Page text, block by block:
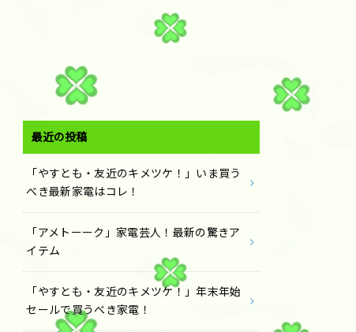
最近の投稿
「やすとも・友近のキメツケ！」いま買う
べき最新家電はコレ！
「アメトーーク」家電芸人！最新の驚きア
イテム
「やすとも・友近のキメツケ！」年末年始
セールで買うべき家電！